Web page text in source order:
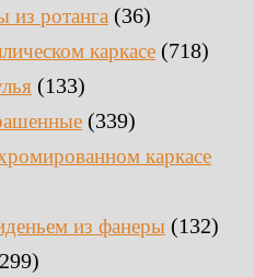
из ротанга (36)
каркасе (718)
(133)
(339)
каркасе
из фанеры (132)